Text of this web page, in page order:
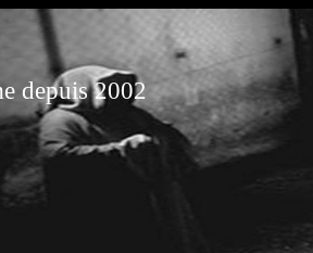
depuis 2002